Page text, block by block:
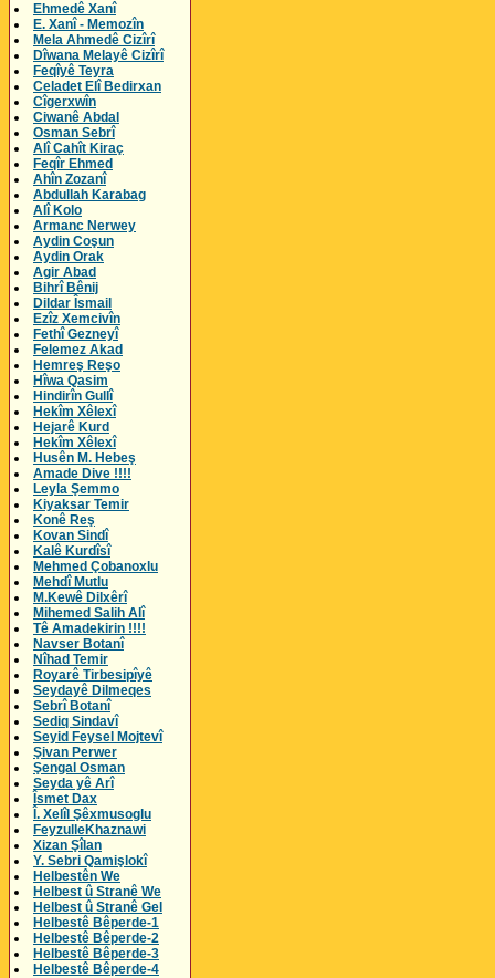
Ehmedê Xanî
E. Xanî - Memozîn
Mela Ahmedê Cizîrî
Dîwana Melayê Cizîrî
Feqîyê Teyra
Celadet Elî Bedirxan
Cîgerxwîn
Ciwanê Abdal
Osman Sebrî
Alî Cahît Kiraç
Feqîr Ehmed
Ahîn Zozanî
Abdullah Karabag
Alî Kolo
Armanc Nerwey
Aydin Coşun
Aydin Orak
Agir Abad
Bihrî Bênij
Dildar Îsmail
Ezîz Xemcivîn
Fethî Gezneyî
Felemez Akad
Hemreş Reşo
Hîwa Qasim
Hindirîn Gullî
Hekîm Xêlexî
Hejarê Kurd
Hekîm Xêlexî
Husên M. Hebeş
Amade Dive !!!!
Leyla Şemmo
Kiyaksar Temir
Konê Reş
Kovan Sindî
Kalê Kurdîsî
Mehmed Çobanoxlu
Mehdî Mutlu
M.Kewê Dilxêrî
Mihemed Salih Alî
Tê Amadekirin !!!!
Navser Botanî
Nîhad Temir
Royarê Tirbesipîyê
Seydayê Dilmeqes
Sebrî Botanî
Sediq Sindavî
Seyid Feysel Mojtevî
Şivan Perwer
Şengal Osman
Seyda yê Arî
Îsmet Dax
Î. Xelîl Şêxmusoglu
FeyzulleKhaznawi
Xizan Şîlan
Y. Sebri Qamişlokî
Helbestên We
Helbest û Stranê We
Helbest û Stranê Gel
Helbestê Bêperde-1
Helbestê Bêperde-2
Helbestê Bêperde-3
Helbestê Bêperde-4